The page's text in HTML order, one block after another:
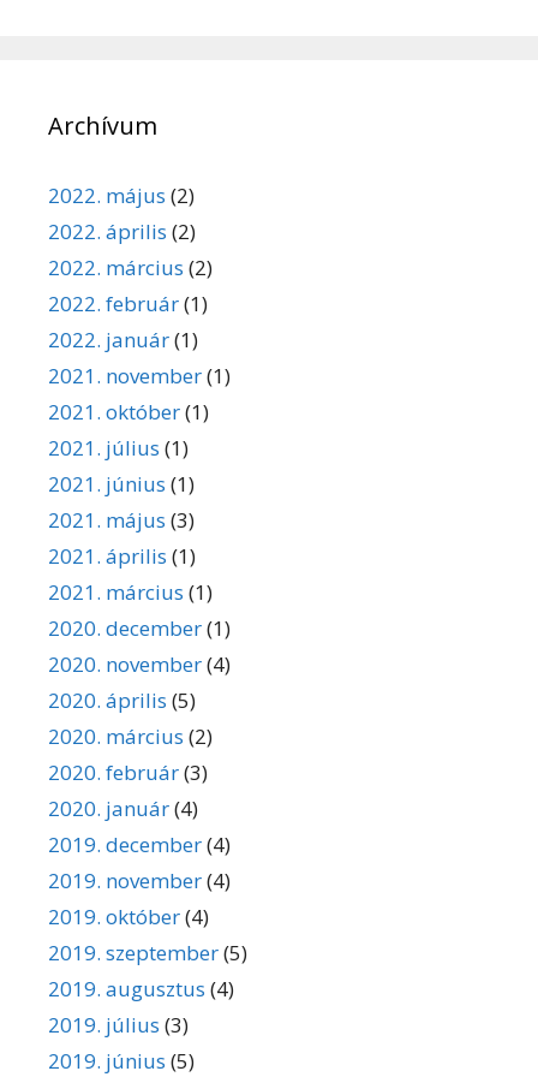
Archívum
2022. május (2)
2022. április (2)
2022. március (2)
2022. február(1)
2022. január(1)
2021. november(1)
2021. október(1)
2021. július (1)
2021. június (1)
2021. május (3)
2021. április (1)
2021. március (1)
2020. december(1)
2020. november(4)
2020. április (5)
2020. március (2)
2020. február(3)
2020. január(4)
2019. december(4)
2019. november(4)
2019. október(4)
2019. szeptember(5)
2019. augusztus (4)
2019. július (3)
2019. június (5)